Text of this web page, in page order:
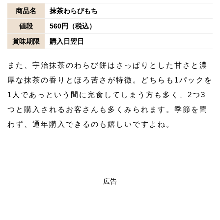
商品名
抹茶わらびもち
値段
560円（税込）
賞味期限
購入日翌日
また、宇治抹茶のわらび餅はさっぱりとした甘さと濃
厚な抹茶の香りとほろ苦さが特徴。どちらも1パックを
1人であっという間に完食してしまう方も多く、2つ3
つと購入されるお客さんも多くみられます。季節を問
わず、通年購入できるのも嬉しいですよね。
広告